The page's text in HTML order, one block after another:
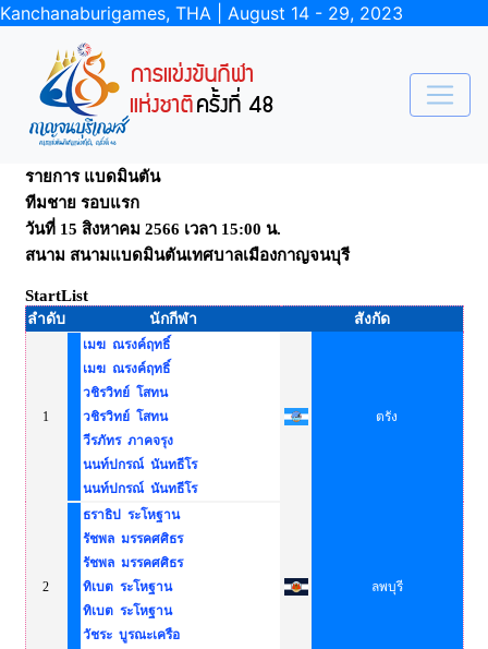
Kanchanaburigames, THA | August 14 - 29, 2023
รายการ แบดมินตัน
ทีมชาย รอบแรก
วันที่ 15 สิงหาคม 2566 เวลา 15:00 น.
สนาม สนามแบดมินตันเทศบาลเมืองกาญจนบุรี
StartList
ลำดับ นักกีฬา สังกัด
1
เมฆ ณรงค์ฤทธิ์
เมฆ ณรงค์ฤทธิ์
วชิรวิทย์ โสทน
วชิรวิทย์ โสทน
วีรภัทร ภาคจรุง
นนท์ปกรณ์ นันทธีโร
นนท์ปกรณ์ นันทธีโร
ตรัง
2
ธราธิป ระโหฐาน
รัชพล มรรคศศิธร
รัชพล มรรคศศิธร
ทิเบต ระโหฐาน
ทิเบต ระโหฐาน
วัชระ บูรณะเครือ
ลพบุรี